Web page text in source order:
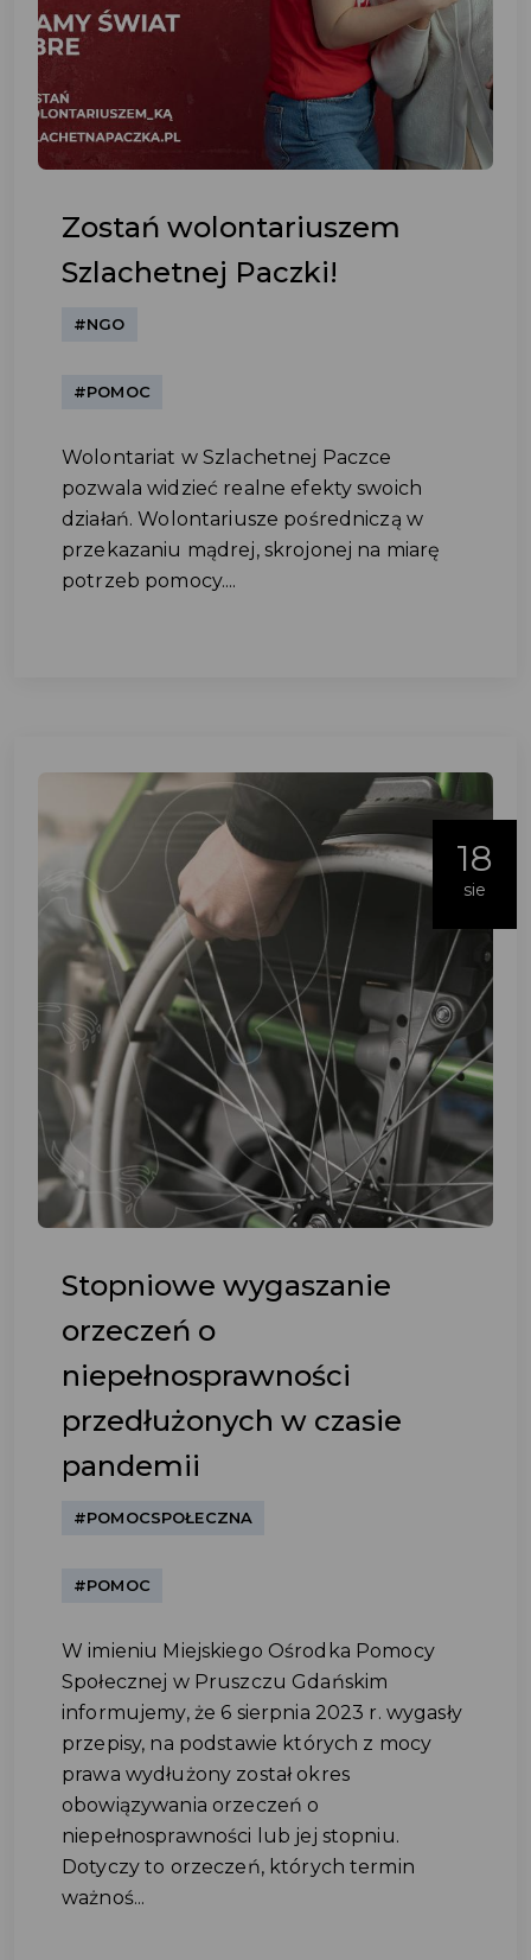
Zostań wolontariuszem
Szlachetnej Paczki!
#NGO
#POMOC
Wolontariat w Szlachetnej Paczce
pozwala widzieć realne efekty swoich
działań. Wolontariusze pośredniczą w
przekazaniu mądrej, skrojonej na miarę
potrzeb pomocy....
18
sie
Stopniowe wygaszanie
orzeczeń o
niepełnosprawności
przedłużonych w czasie
pandemii
#POMOCSPOŁECZNA
#POMOC
W imieniu Miejskiego Ośrodka Pomocy
Społecznej w Pruszczu Gdańskim
informujemy, że 6 sierpnia 2023 r. wygasły
przepisy, na podstawie których z mocy
prawa wydłużony został okres
obowiązywania orzeczeń o
niepełnosprawności lub jej stopniu.
Dotyczy to orzeczeń, których termin
ważnoś...